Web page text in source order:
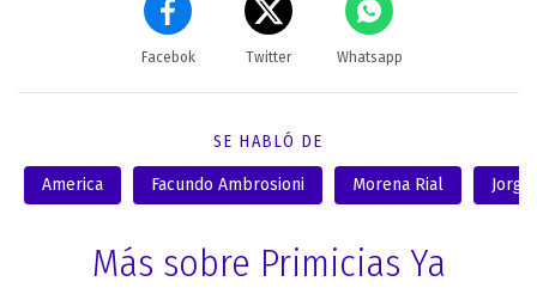
Facebok Twitter Whatsapp
SE HABLÓ DE
America Facundo Ambrosioni Morena Rial Jorge
Más sobre Primicias Ya